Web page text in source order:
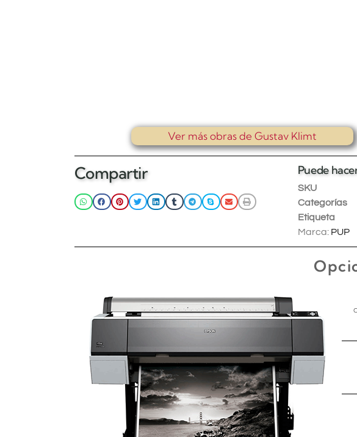
Ver más obras de Gustav Klimt
Compartir Puede
SKU
Categorías
Etiqueta
Marca: PUP